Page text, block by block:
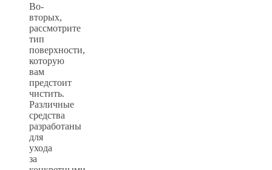
Во-
вторых,
рассмотрите
тип
поверхности,
которую
вам
предстоит
чистить.
Различные
средства
разработаны
для
ухода
за